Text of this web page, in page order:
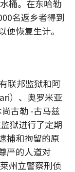
桶。在东哈勒
名返乡者得到
恢复生计。
联邦监狱和阿
）、奥罗米亚
古勒 -古马兹
狱进行了定期
捕和拘留的原
严的人道对
州立警察刑侦